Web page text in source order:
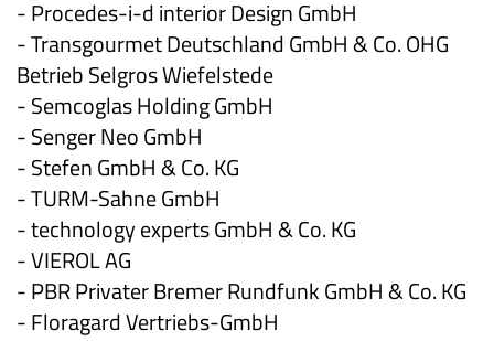
- Procedes-i-d interior Design GmbH
- Transgourmet Deutschland GmbH & Co. OHG
Betrieb Selgros Wiefelstede
- Semcoglas Holding GmbH
- Senger Neo GmbH
- Stefen GmbH & Co. KG
- TURM-Sahne GmbH
- technology experts GmbH & Co. KG
- VIEROL AG
- PBR Privater Bremer Rundfunk GmbH & Co. KG
- Floragard Vertriebs-GmbH